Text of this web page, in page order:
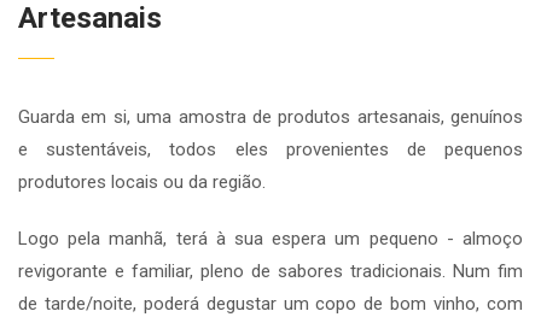
Artesanais
Guarda em si, uma amostra de produtos artesanais, genuínos
e sustentáveis, todos eles provenientes de pequenos
produtores locais ou da região.
Logo pela manhã, terá à sua espera um pequeno - almoço
revigorante e familiar, pleno de sabores tradicionais. Num fim
de tarde/noite, poderá degustar um copo de bom vinho, com